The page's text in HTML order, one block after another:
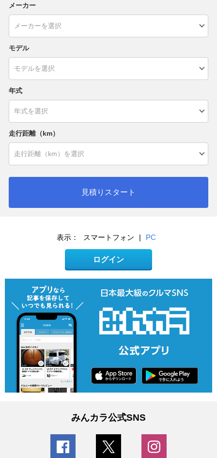
メーカー
モデル
年式
走行距離（km）
見積りスタート
表示： スマートフォン | PC
ログイン
みんカラ公式SNS